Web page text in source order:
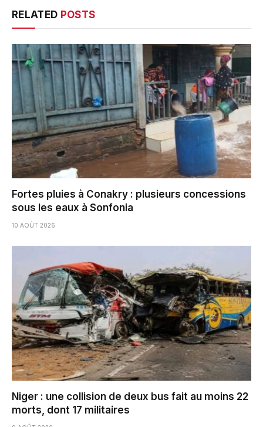
RELATED POSTS
Fortes pluies à Conakry : plusieurs concessions
sous les eaux à Sonfonia
10 AOÛT 2026
Niger : une collision de deux bus fait au moins 22
morts, dont 17 militaires